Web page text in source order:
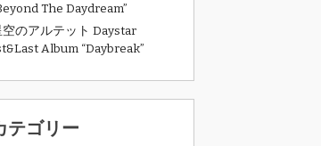
The Daydream”
空のアルテット Daystar
Album “Daybreak”
テゴリー